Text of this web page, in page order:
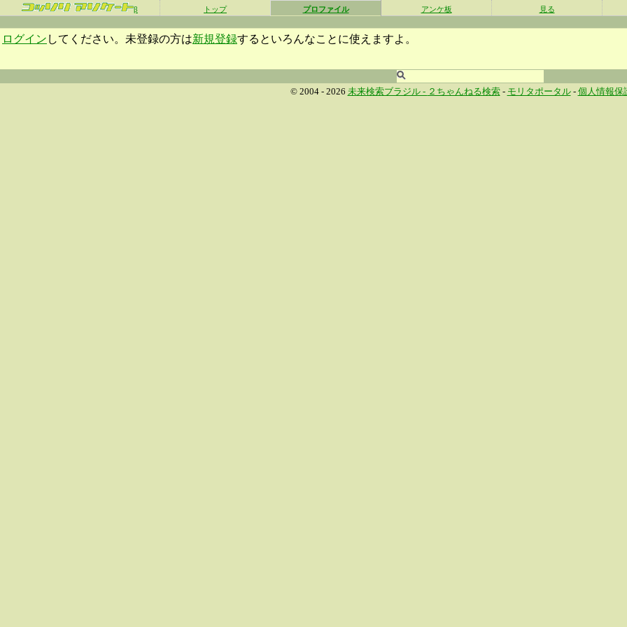
β トップ プロファイル アンケ板 見る
ログイン してください。未登録の方は新規登録するといろんなことに使えますよ。
© 2004 - 2026 未来検索ブラジル - ２ちゃんねる検索- モリタポータル- 個人情報保